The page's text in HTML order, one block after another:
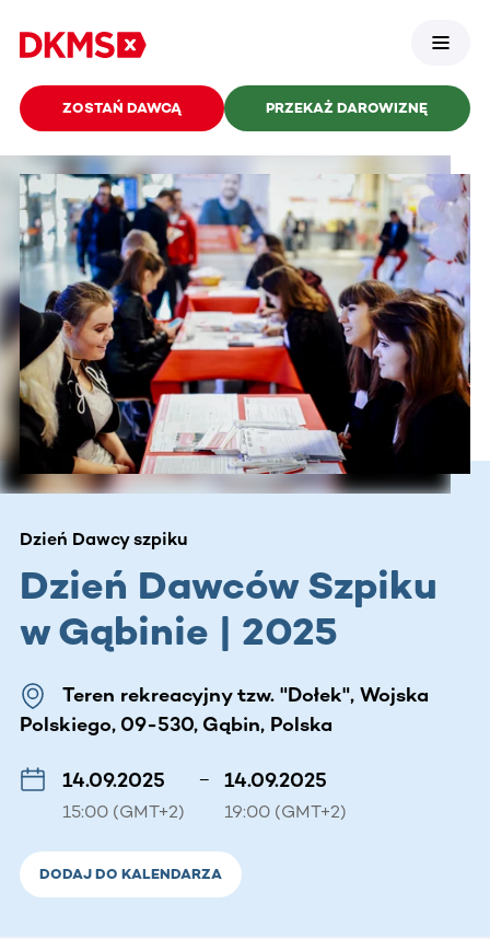
ZOSTAŃ DAWCĄ PRZEKAŻ DAROWIZNĘ
Dzień Dawcy szpiku
Dzień Dawców Szpiku
w Gąbinie | 2025
Teren rekreacyjny tzw. "Dołek", Wojska
Polskiego, 09-530, Gąbin, Polska
14.09.2025
15:00 (GMT+2)
– 14.09.2025
19:00 (GMT+2)
DODAJ DO KALENDARZA